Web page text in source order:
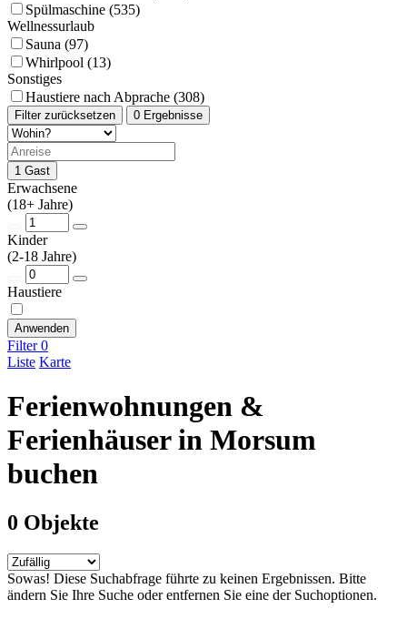
Spülmaschine (535)
Wellnessurlaub
Sauna (97)
Whirlpool (13)
Sonstiges
Haustiere nach Abprache (308)
Filter zurücksetzen 0 Ergebnisse
1 Gast
Erwachsene
(18+ Jahre)
Kinder
(2-18 Jahre)
Haustiere
Anwenden
Filter0
Liste Karte
Ferienwohnungen &
Ferienhäuser in Morsum
buchen
0 Objekte
Sowas! Diese Suchabfrage führte zu keinen Ergebnissen. Bitte
ändern Sie Ihre Suche oder entfernen Sie eine der Suchoptionen.